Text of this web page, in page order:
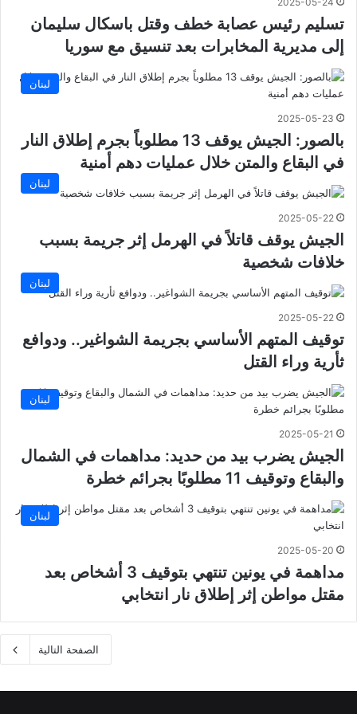
تسليم رئيس عصابة خطف وقتل باسكال سليمان
إلى مديرية المخابرات بعد تنسيق مع سوريا
لبنان
2025-05-23
بالصور: الجيش يوقف 13 مطلوباً بجرم إطلاق النار
في البقاع والمتن خلال عمليات دهم أمنية
لبنان
2025-05-22
الجيش يوقف قاتلاً في الهرمل إثر جريمة بسبب
خلافات شخصية
لبنان
2025-05-22
توقيف المتهم الأساسي بجريمة الشواغير.. ودوافع
ثأرية وراء القتل
لبنان
2025-05-21
الجيش يضرب بيد من حديد: مداهمات في الشمال
والبقاع وتوقيف 11 مطلوبًا بجرائم خطرة
لبنان
2025-05-20
مداهمة في يونين تنتهي بتوقيف 3 أشخاص بعد
مقتل مواطن إثر إطلاق نار انتخابي
الصفحة التالية